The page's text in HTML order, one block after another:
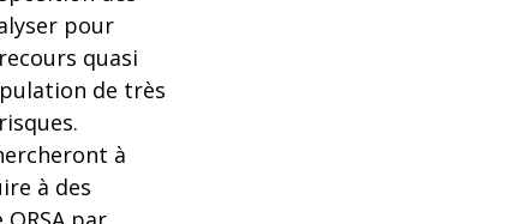
pour
quasi
de très
à
à des